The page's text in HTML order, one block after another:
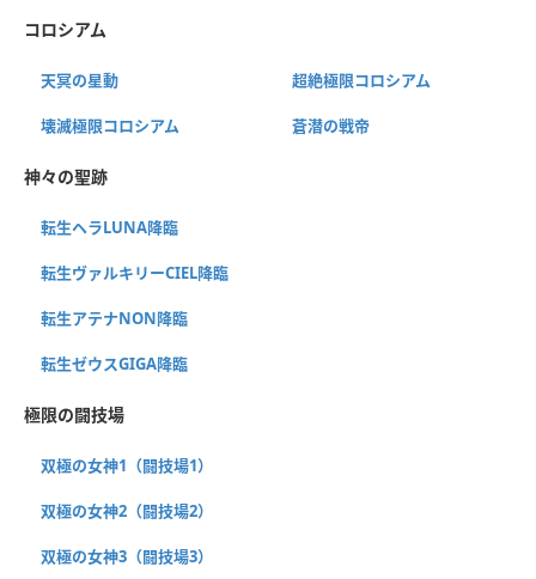
コロシアム
天冥の星動 超絶極限コロシアム
壊滅極限コロシアム 蒼潜の戦帝
神々の聖跡
転生ヘラLUNA降臨
転生ヴァルキリーCIEL降臨
転生アテナNON降臨
転生ゼウスGIGA降臨
極限の闘技場
双極の女神1（闘技場1）
双極の女神2（闘技場2）
双極の女神3（闘技場3）